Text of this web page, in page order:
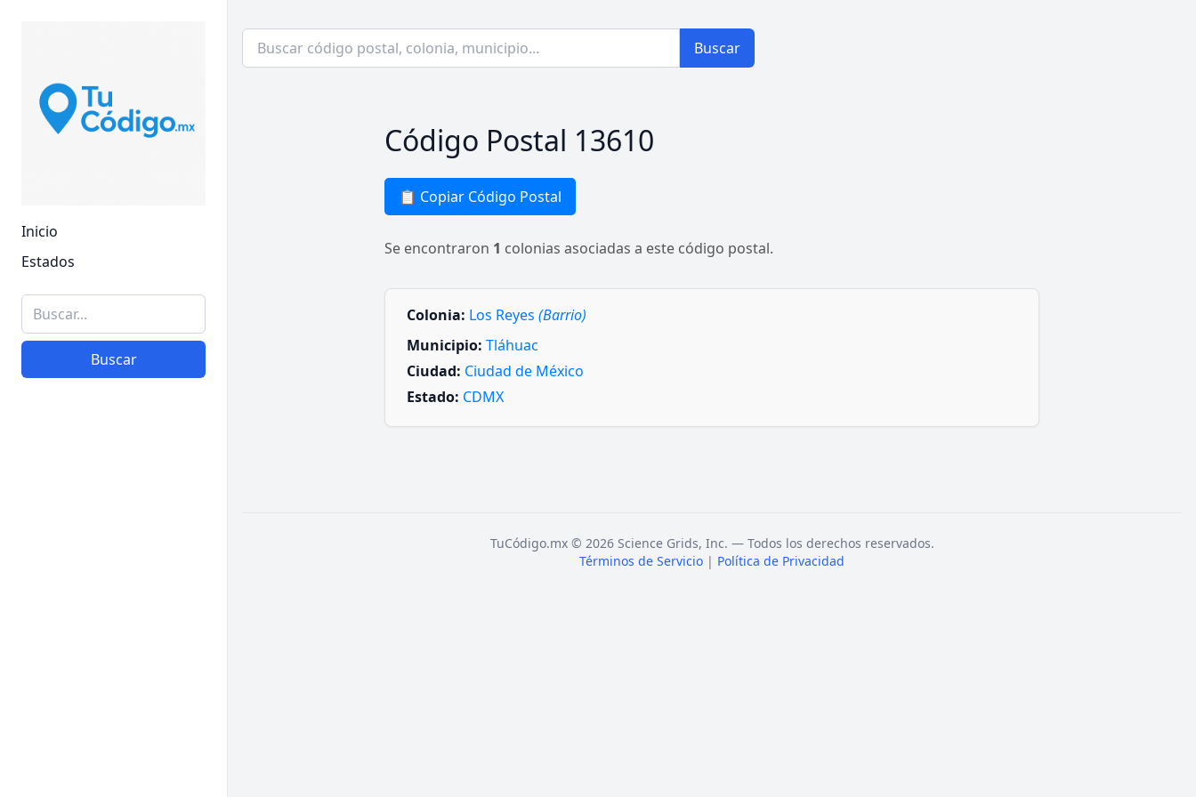
Inicio
Estados
Buscar
Buscar
Código Postal 13610
📋 Copiar Código Postal
Se encontraron 1 colonias asociadas a este código postal.
Colonia: Los Reyes (Barrio)
Municipio: Tláhuac
Ciudad: Ciudad de México
Estado: CDMX
TuCódigo.mx © 2026 Science Grids, Inc. — Todos los derechos reservados.
Términos de Servicio | Política de Privacidad